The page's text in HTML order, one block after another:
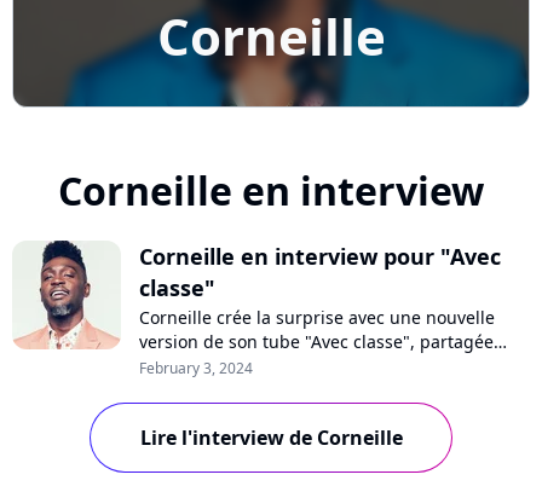
Corneille
Corneille en interview
Corneille en interview pour "Avec
classe"
Corneille crée la surprise avec une nouvelle
version de son tube "Avec classe", partagée
avec Aya Nakamura et Trinix. Joint depuis le
collaboration inattendue, ses prochains projets
et son point de vue sur le retour au premier
plan du R&B des années 2000. Interview !
February 3, 2024
Lire l'interview de Corneille